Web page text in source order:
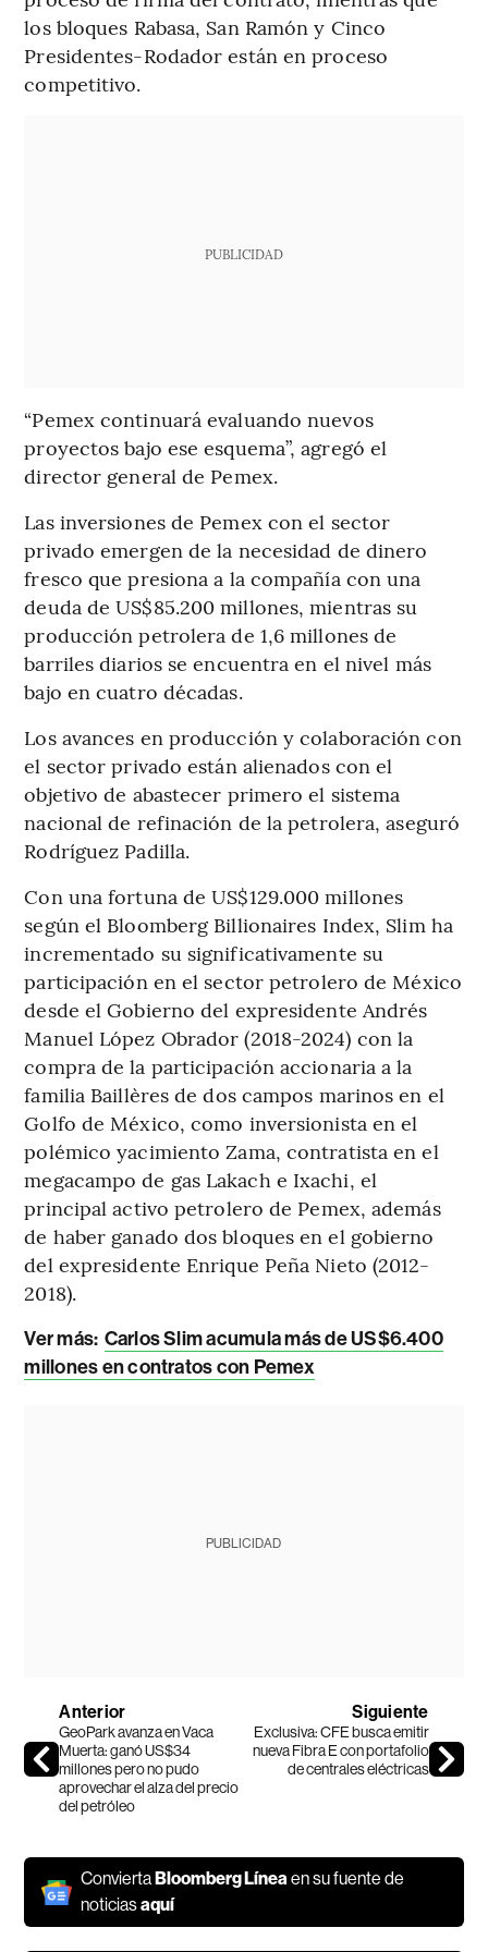
los bloques Rabasa, San Ramón y Cinco
Presidentes-Rodador están en proceso
competitivo.
PUBLICIDAD
“Pemex continuará evaluando nuevos
proyectos bajo ese esquema”, agregó el
director general de Pemex.
Las inversiones de Pemex con el sector
privado emergen de la necesidad de dinero
fresco que presiona a la compañía con una
deuda de US$85.200 millones, mientras su
producción petrolera de 1,6 millones de
barriles diarios se encuentra en el nivel más
bajo en cuatro décadas.
Los avances en producción y colaboración con
el sector privado están alienados con el
objetivo de abastecer primero el sistema
nacional de refinación de la petrolera, aseguró
Rodríguez Padilla.
Con una fortuna de US$129.000 millones
según el Bloomberg Billionaires Index, Slim ha
incrementado su significativamente su
participación en el sector petrolero de México
desde el Gobierno del expresidente Andrés
Manuel López Obrador (2018-2024) con la
compra de la participación accionaria a la
familia Baillères de dos campos marinos en el
Golfo de México, como inversionista en el
polémico yacimiento Zama, contratista en el
megacampo de gas Lakach e Ixachi, el
principal activo petrolero de Pemex, además
de haber ganado dos bloques en el gobierno
del expresidente Enrique Peña Nieto (2012-
2018).
Ver más: Carlos Slim acumula más de US$6.400
millones en contratos con Pemex
PUBLICIDAD
Anterior
GeoPark avanza en Vaca
Muerta: ganó US$34
millones pero no pudo
aprovechar el alza del precio
del petróleo
Siguiente
Exclusiva: CFE busca emitir
nueva Fibra E con portafolio
de centrales eléctricas
Convierta Bloomberg Líneaen su fuente de
noticiasaquí